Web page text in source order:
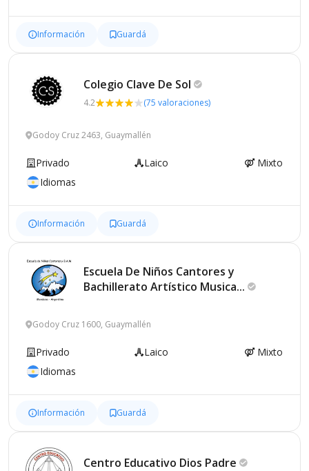
Información Guardá
Colegio Clave De Sol
4.2 (75 valoraciones)
Godoy Cruz 2463, Guaymallén
Privado Laico
Mixto
Idiomas
Información Guardá
Escuela De Niños Cantores y
Bachillerato Artístico Musica...
Godoy Cruz 1600, Guaymallén
Privado Laico
Mixto
Idiomas
Información Guardá
Centro Educativo Dios Padre